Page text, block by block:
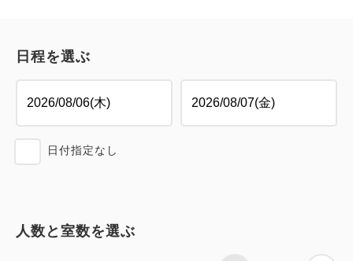
日程を選ぶ
日付指定なし
人数と室数を選ぶ